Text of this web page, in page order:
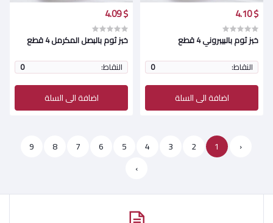
$ 4.10
خبز ثوم بالبيبروني 4 قطع
النقاط:
0
اضافة الى السلة
$ 4.09
خبز ثوم بالبصل المكرمل 4 قطع
النقاط:
0
اضافة الى السلة
‹
1
2
3
4
5
6
7
8
9
›